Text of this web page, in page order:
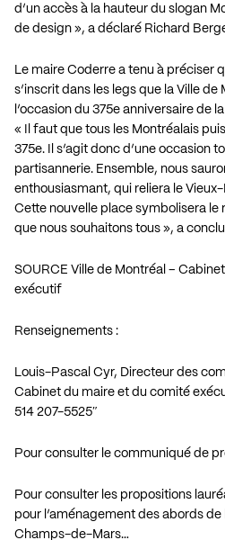
d’un accès à la hauteur du slogan
de design », a déclaré Richard
Le maire Coderre a tenu à préciser
s’inscrit dans les legs que la Ville
l’occasion du 375e anniversaire de
« Il faut que tous les Montréalais
375e. Il s’agit donc d’une occasion
partisannerie. Ensemble, nous
enthousiasmant, qui reliera le
Cette nouvelle place symbolisera le
que nous souhaitons tous », a
SOURCE Ville de Montréal –
exécutif
Renseignements :
Louis-Pascal Cyr, Directeur des
Cabinet du maire et du comité
514 207-5525″
Pour consulter le communiqué de
Pour consulter les propositions
pour l’aménagement des abords
Champs-de-Mars…